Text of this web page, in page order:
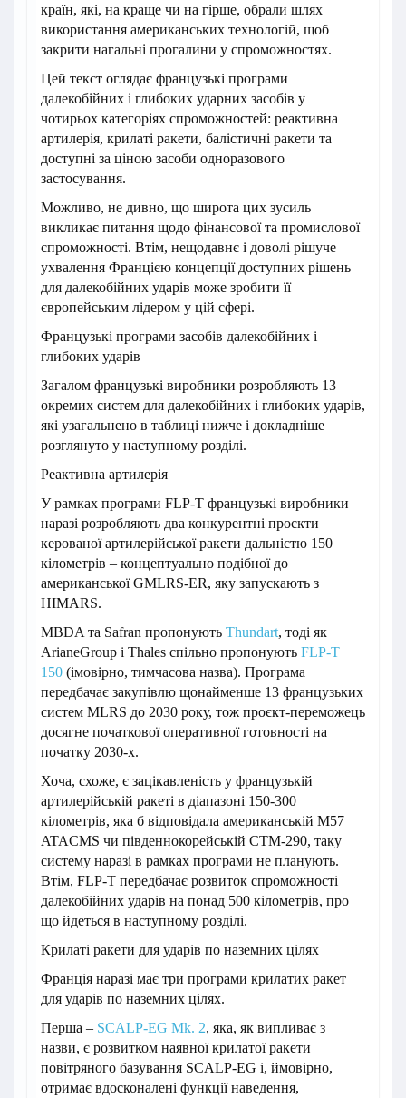
країн, які, на краще чи на гірше, обрали шлях
використання американських технологій, щоб
закрити нагальні прогалини у спроможностях.
Цей текст оглядає французькі програми
далекобійних і глибоких ударних засобів у
чотирьох категоріях спроможностей: реактивна
артилерія, крилаті ракети, балістичні ракети та
доступні за ціною засоби одноразового
застосування.
Можливо, не дивно, що широта цих зусиль
викликає питання щодо фінансової та промислової
спроможності. Втім, нещодавнє і доволі рішуче
ухвалення Францією концепції доступних рішень
для далекобійних ударів може зробити її
європейським лідером у цій сфері.
Французькі програми засобів далекобійних і
глибоких ударів
Загалом французькі виробники розробляють 13
окремих систем для далекобійних і глибоких ударів,
які узагальнено в таблиці нижче і докладніше
розглянуто у наступному розділі.
Реактивна артилерія
У рамках програми FLP-T французькі виробники
наразі розробляють два конкурентні проєкти
керованої артилерійської ракети дальністю 150
кілометрів – концептуально подібної до
американської GMLRS-ER, яку запускають з
HIMARS.
MBDA та Safran пропонують Thundart, тоді як
ArianeGroup і Thales спільно пропонують FLP-T
150 (імовірно, тимчасова назва). Програма
передбачає закупівлю щонайменше 13 французьких
систем MLRS до 2030 року, тож проєкт-переможець
досягне початкової оперативної готовності на
початку 2030-х.
Хоча, схоже, є зацікавленість у французькій
артилерійській ракеті в діапазоні 150-300
кілометрів, яка б відповідала американській M57
ATACMS чи південнокорейській CTM-290, таку
систему наразі в рамках програми не планують.
Втім, FLP-T передбачає розвиток спроможності
далекобійних ударів на понад 500 кілометрів, про
що йдеться в наступному розділі.
Крилаті ракети для ударів по наземних цілях
Франція наразі має три програми крилатих ракет
для ударів по наземних цілях.
Перша – SCALP-EG Mk. 2, яка, як випливає з
назви, є розвитком наявної крилатої ракети
повітряного базування SCALP-EG і, ймовірно,
отримає вдосконалені функції наведення,